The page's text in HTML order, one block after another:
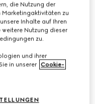
FLORA
ORCHID
die Nutzung der
Marketingaktivitäten zu
Inhalte auf Ihren
weitere Nutzung dieser
zu.
und ihrer
in unserer Cookie-